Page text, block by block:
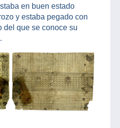
en buen estado
y estaba pegado con
del que se conoce su